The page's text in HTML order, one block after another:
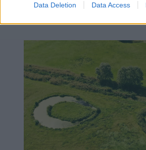
Data Deletion Data Access
részben rekreációs célokat